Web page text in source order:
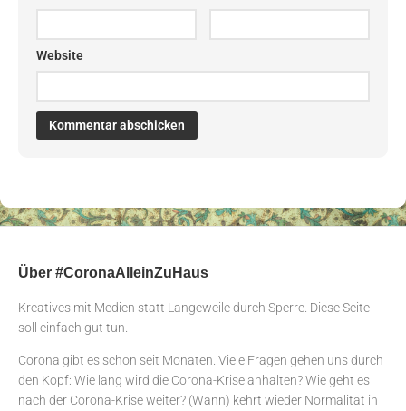
Website
Über #CoronaAlleinZuHaus
Kreatives mit Medien statt Langeweile durch Sperre. Diese Seite
soll einfach gut tun.
Corona gibt es schon seit Monaten. Viele Fragen gehen uns durch
den Kopf: Wie lang wird die Corona-Krise anhalten? Wie geht es
nach der Corona-Krise weiter? (Wann) kehrt wieder Normalität in